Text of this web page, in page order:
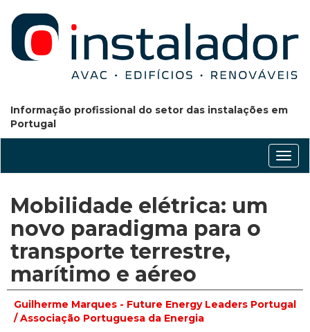
Informação profissional do setor das instalações em
Portugal
Mobilidade elétrica: um
novo paradigma para o
transporte terrestre,
marítimo e aéreo
Guilherme Marques - Future Energy Leaders Portugal
/ Associação Portuguesa da Energia